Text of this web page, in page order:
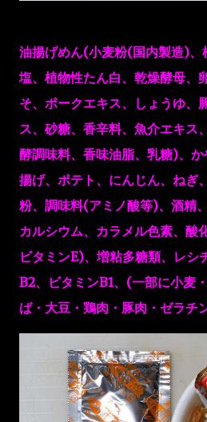
油揚げめん(小麦粉(国内製造)、
塩、植物性たん白、乾燥酵母、
そ、ポークエキス、しょうゆ、
ス、砂糖、香辛料、魚介エキス
酵調味料、香味油脂、乳糖)、
揚げ、ポテト、にんじん、ねぎ
粉、調味料(アミノ酸等)、酒精
カルシウム、カラメル色素、酸
ビタミンE)、増粘多糖類、レシ
B2、ビタミンB1、(一部に小麦
ば・大豆・鶏肉・豚肉・ゼラチ